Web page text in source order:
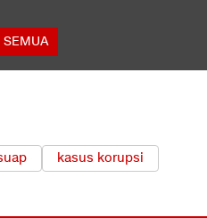
SEMUA
kasus korupsi